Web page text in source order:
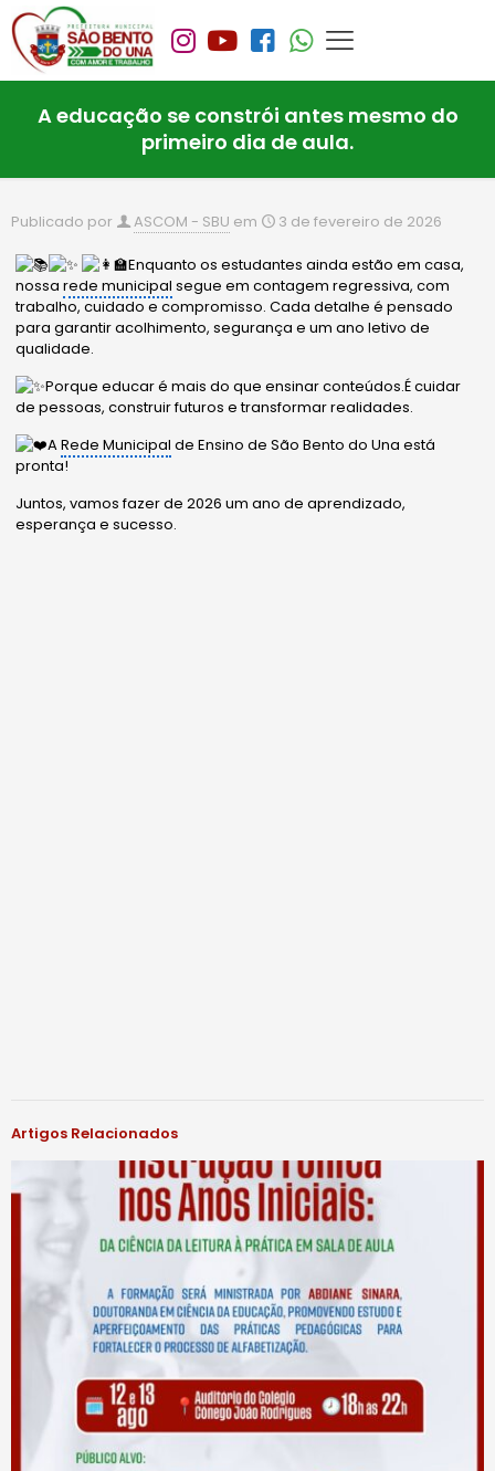
A educação se constrói antes mesmo do
primeiro dia de aula.
Publicado por ASCOM - SBU em 3 de fevereiro de 2026
Enquanto os estudantes ainda estão em casa,
nossarede municipal segue em contagem regressiva, com
trabalho, cuidado e compromisso. Cada detalhe é pensado
para garantir acolhimento, segurança e um ano letivo de
qualidade.
Porque educar é mais do que ensinar conteúdos.É cuidar
de pessoas, construir futuros e transformar realidades.
ARede Municipal de Ensino de São Bento do Una está
pronta!
Juntos, vamos fazer de 2026 um ano de aprendizado,
esperança e sucesso.
Artigos Relacionados